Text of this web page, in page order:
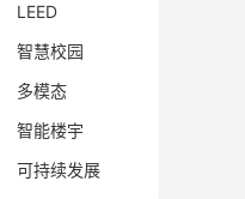
LEED
智慧校园
多模态
智能楼宇
可持续发展